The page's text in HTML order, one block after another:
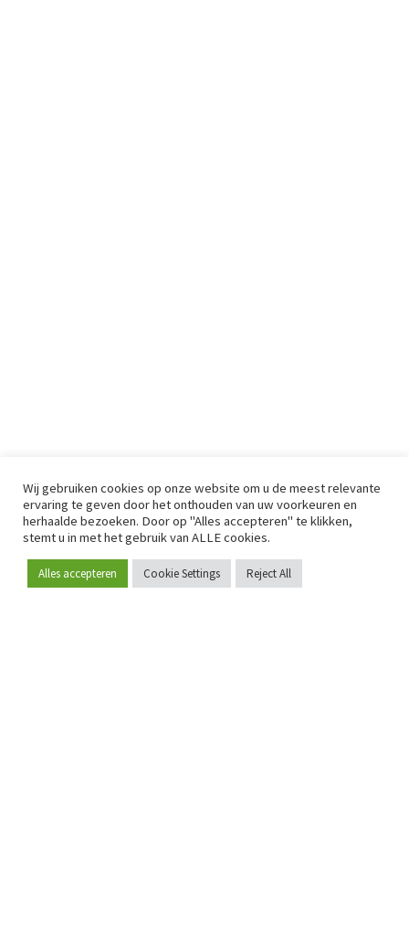
Word lid
Wij gebruiken cookies op onze website om u de meest relevante
ervaring te geven door het onthouden van uw voorkeuren en
herhaalde bezoeken. Door op "Alles accepteren" te klikken,
stemt u in met het gebruik van ALLE cookies.
Alles accepteren Cookie Settings Reject All